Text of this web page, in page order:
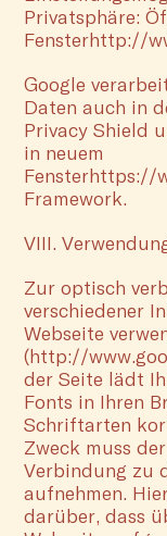
Privatsphäre:
Fensterhttp://
Google
Daten auch in
Privacy Shield
in neuem
Fensterhttps://
Framework.
VIII.
Zur optisch
verschiedener
Webseite
(http://
der Seite lädt
Fonts in Ihren
Schriftarten
Zweck muss
Verbindung zu
aufnehmen.
darüber, dass